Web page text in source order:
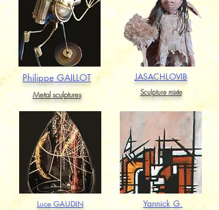
Philippe GAILLOT
Metal sculptures
Luce GAUDIN
JASACHLOVIB
Sculpture mixte
Yannick G.